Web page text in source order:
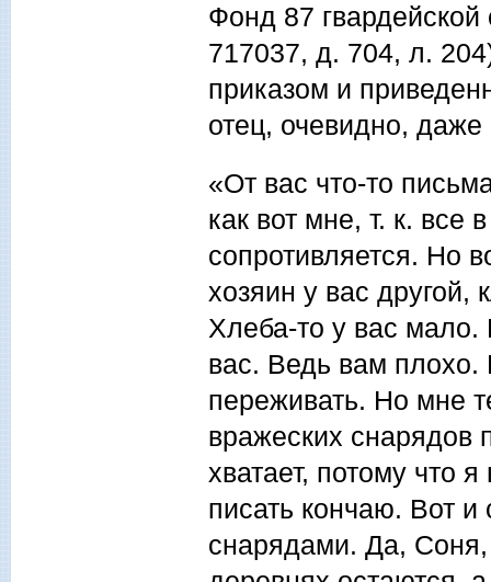
Фонд 87
717037, д. 704, л.
приказом и
отец, очевидно, даже
«От вас что-то
как вот мне, т. к. все
сопротивляется. Но
хозяин у вас другой,
Хлеба-то у вас
вас. Ведь вам плохо.
переживать. Но мне
вражеских снарядов
хватает, потому что
писать кончаю. Вот
снарядами. Да,